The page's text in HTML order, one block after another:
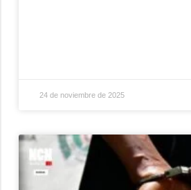
24 de noviembre de 2025